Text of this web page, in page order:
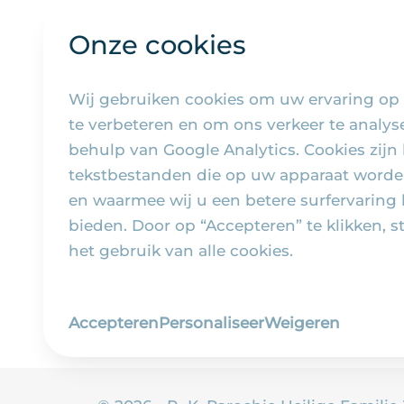
Onze cookies
Wij gebruiken cookies om uw ervaring op
te verbeteren en om ons verkeer te
behulp van Google Analytics. Cookies zijn
tekstbestanden die op uw apparaat
en waarmee wij u een betere surfervaring
bieden. Door op “Accepteren” te klikken,
het gebruik van alle cookies.
AccepterenPersonaliseerWeigeren